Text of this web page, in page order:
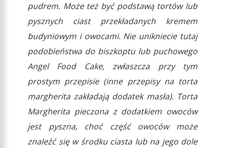
pudrem. Może też być podstawą tortów lub
pysznych ciast przekładanych kremem
budyniowym i owocami. Nie unikniecie tutaj
podobieństwa do biszkoptu lub puchowego
Angel Food Cake, zwłaszcza przy tym
prostym przepisie (inne przepisy na torta
margherita zakładają dodatek masła). Torta
Margherita pieczona z dodatkiem owoców
jest pyszna, choć część owoców może
znaleźć się w środku ciasta lub na jego dole